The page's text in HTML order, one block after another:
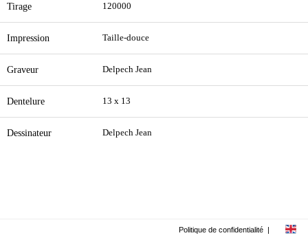
Tirage 120000
Impression Taille-douce
Graveur Delpech Jean
Dentelure 13 x 13
Dessinateur Delpech Jean
Politique de confidentialité |